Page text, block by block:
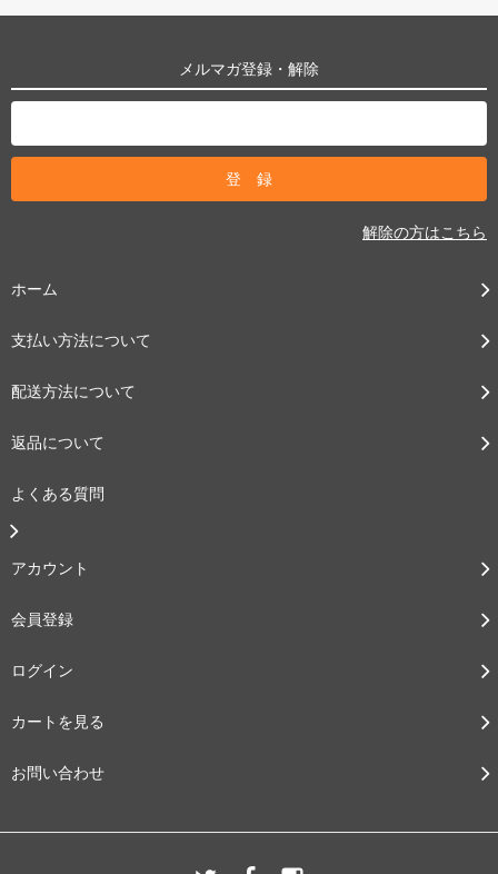
メルマガ登録・解除
解除の方はこちら
ホーム
支払い方法について
配送方法について
返品について
よくある質問
アカウント
会員登録
ログイン
カートを見る
お問い合わせ